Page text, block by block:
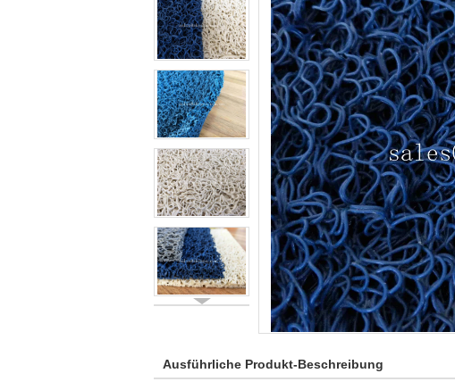
Ausführliche Produkt-Beschreibung